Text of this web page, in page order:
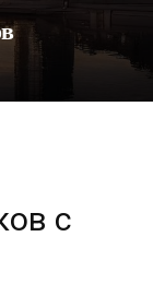
с